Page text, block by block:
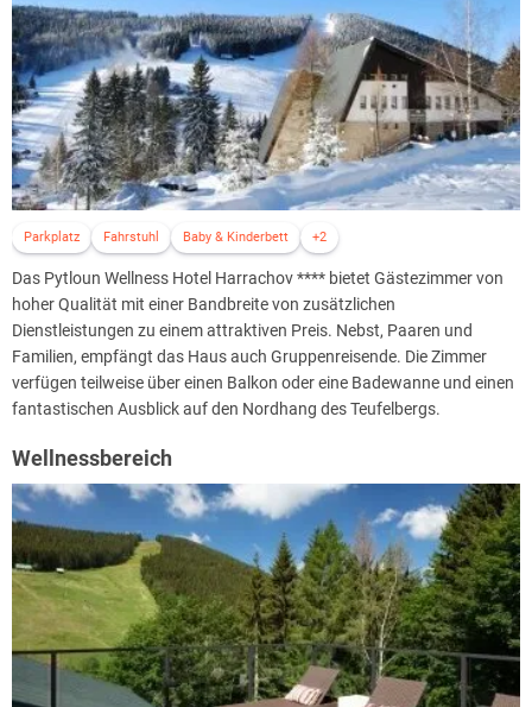
Parkplatz Fahrstuhl Baby & Kinderbett +2
Das Pytloun Wellness Hotel Harrachov **** bietet Gästezimmer von
hoher Qualität mit einer Bandbreite von zusätzlichen
Dienstleistungen zu einem attraktiven Preis. Nebst, Paaren und
Familien, empfängt das Haus auch Gruppenreisende. Die Zimmer
verfügen teilweise über einen Balkon oder eine Badewanne und einen
fantastischen Ausblick auf den Nordhang des Teufelbergs.
Wellnessbereich